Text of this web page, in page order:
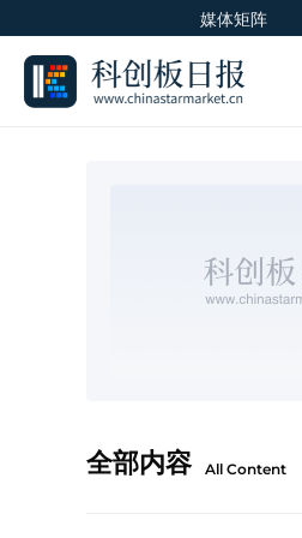
媒体矩阵
全部内容 All Content